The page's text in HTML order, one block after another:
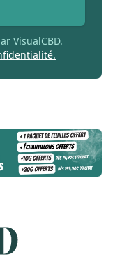
VisualCBD.